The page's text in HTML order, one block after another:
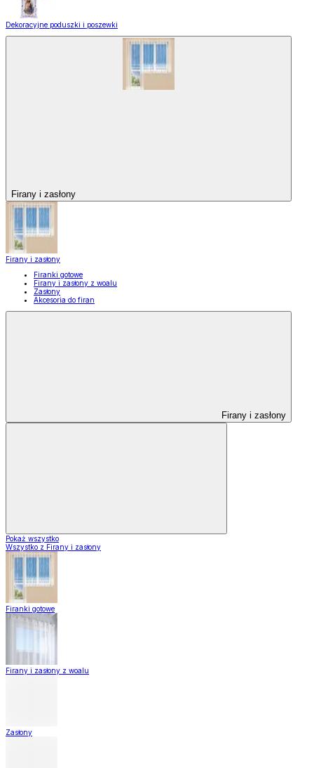
Dekoracyjne poduszki i poszewki
Firany i zasłony
Firany i zasłony
Firanki gotowe
Firany i zasłony z woalu
Zasłony
Akcesoria do firan
Firany i zasłony
Pokaż wszystko
Wszystko z Firany i zasłony
Firanki gotowe
Firany i zasłony z woalu
Zasłony